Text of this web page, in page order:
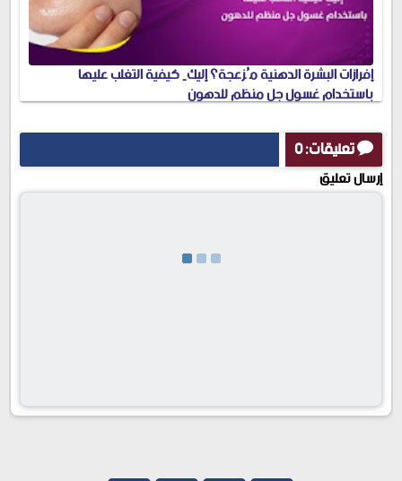
إفرازات البشرة الدهنية مُزعجة؟ إليكِ كيفية التغلب عليها
باستخدام غسول جل منظم للدهون
تعليقات: 0
إرسال تعليق